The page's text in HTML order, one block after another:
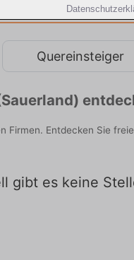
Quereinsteiger
Entdecken Sie
gibt es keine